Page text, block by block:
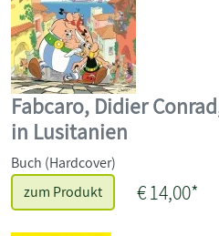
Fabcaro, Didier
in Lusitanien
Buch (Hardcover)
zum Produkt
€ 14,00*